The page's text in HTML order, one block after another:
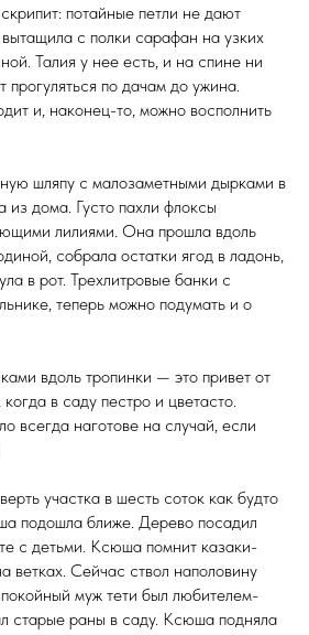
потайные петли не дают
с полки сарафан на узких
Талия у нее есть, и на спине ни
прогуляться по дачам до ужина.
и, наконец-то, можно восполнить
шляпу с малозаметными дырками в
из дома. Густо пахли флоксы
лилиями. Она прошла вдоль
собрала остатки ягод в ладонь,
в рот. Трехлитровые банки с
теперь можно подумать и о
вдоль тропинки — это привет от
в саду пестро и цветасто.
всегда наготове на случай, если
участка в шесть соток как будто
подошла ближе. Дерево посадил
с детьми. Ксюша помнит казаки-
ветках. Сейчас ствол наполовину
муж тети был любителем-
старые раны в саду. Ксюша подняла